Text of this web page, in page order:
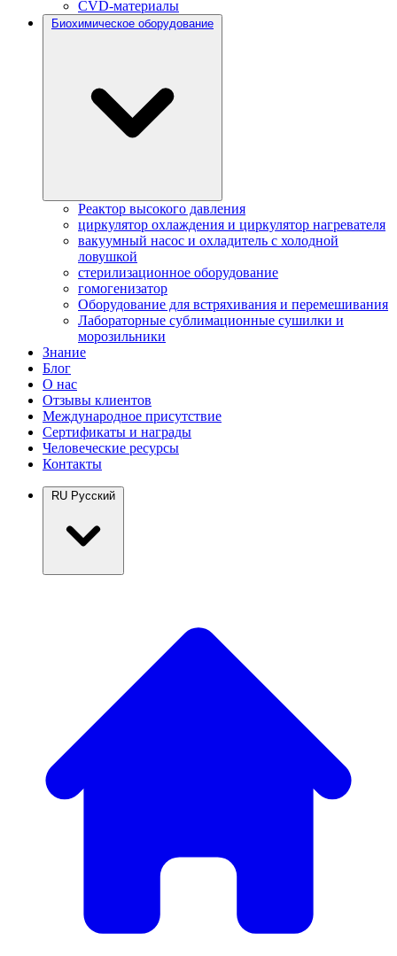
CVD-материалы
Биохимическое оборудование
Реактор высокого давления
циркулятор охлаждения и циркулятор нагревателя
вакуумный насос и охладитель с холодной
ловушкой
стерилизационное оборудование
гомогенизатор
Оборудование для встряхивания и перемешивания
Лабораторные сублимационные сушилки и
морозильники
Знание
Блог
О нас
Отзывы клиентов
Международное присутствие
Сертификаты и награды
Человеческие ресурсы
Контакты
RU Русский